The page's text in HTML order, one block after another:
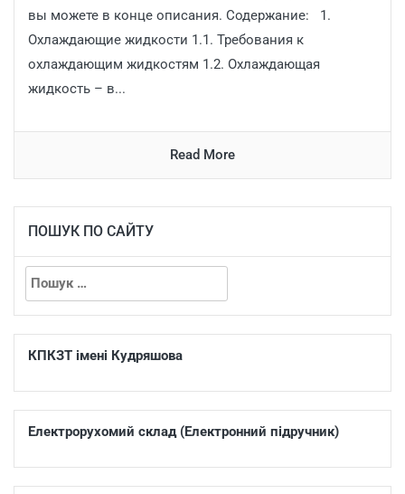
вы можете в конце описания. Содержание: 1.
Охлаждающие жидкости 1.1. Требования к
охлаждающим жидкостям 1.2. Охлаждающая
жидкость – в...
Read More
ПОШУК ПО САЙТУ
КПКЗТ імені Кудряшова
Електрорухомий склад (Електронний підручник)